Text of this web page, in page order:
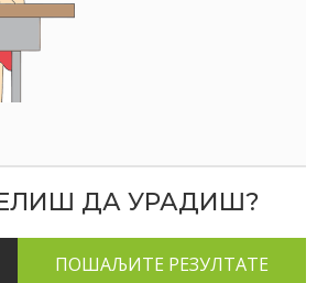
ДА УРАДИШ?